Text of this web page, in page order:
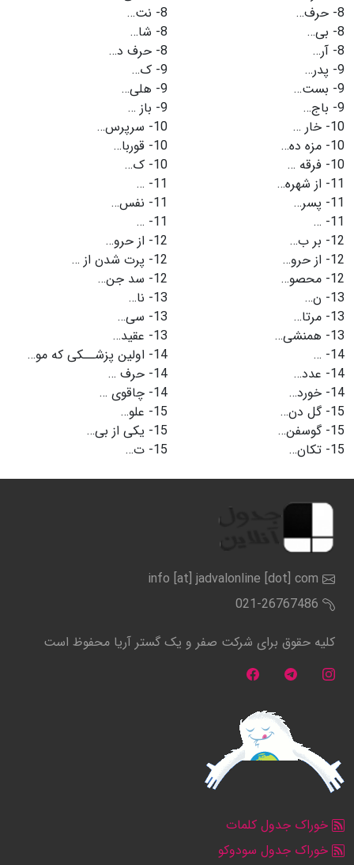
8- حرف…
8- بی…
8- آر…
9- پدر…
9- بست…
9- باج…
10- خار …
10- مزه ده…
10- فرقه …
11- از شهره…
11- پسر…
11-
…
12- بر ب…
12- از حرو…
12- محصو…
13- ن…
13- مرتا…
13- همنشی…
14-
…
14- عدد…
14- خورد…
15- گل دن…
15- گوسفن…
15- تکان…
8- نت…
8- شا…
8- حرف د…
9- ک…
9- هلی…
9- باز …
10- سرپرس…
10- قوربا…
10- ک…
11-
…
11- نفس…
11-
…
12- از حرو…
12- پرت شدن از …
12- سد جن…
13- نا…
13- سی…
13- عقید…
14- اولین پزشــکی که مو…
14- حرف …
14- چاقوی …
15- علو…
15- یکی از بی…
15- ت…
info [at] jadvalonline [dot] com
021-26767486
کلیه حقوق برای شرکت صفر و یک گستر آریا محفوظ است
خوراک جدول کلمات
خوراک جدول سودوکو